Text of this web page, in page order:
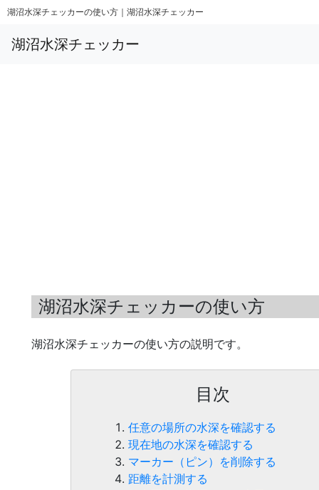
湖沼水深チェッカーの使い方｜湖沼水深チェッカー
湖沼水深チェッカー
湖沼水深チェッカーの使い方
湖沼水深チェッカーの使い方の説明です。
目次
任意の場所の水深を確認する
現在地の水深を確認する
マーカー（ピン）を削除する
距離を計測する